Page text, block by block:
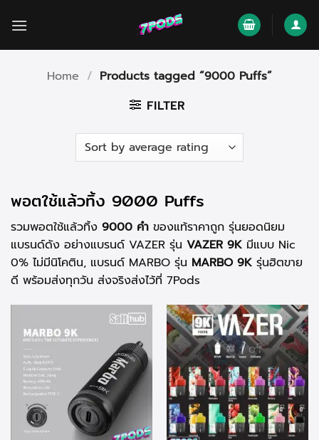
Home / Products tagged “9000 Puffs”
FILTER
พอตใช้แล้วทิ้ง 9000 Puffs
รวมพอตใช้แล้วทิ้ง 9000 คำ ของแท้ราคาถูก รุ่นยอดนิยม
แบรนด์ดัง อย่างแบรนด์ VAZER รุ่น VAZER 9K มีแบบ Nic
0% ไม่มีนิโคติน, แบรนด์ MARBO รุ่น MARBO 9K รุ่นฮิตขาย
ดี พร้อมส่งทุกวัน ส่งจริงส่งไว้ที่ 7Pods